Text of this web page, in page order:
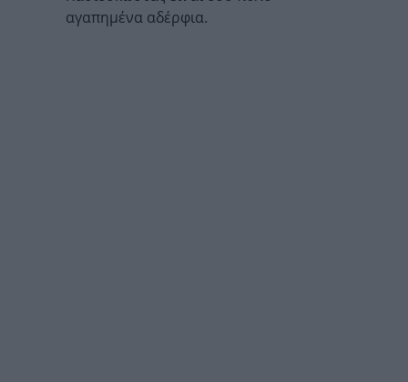
αγαπημένα αδέρφια.